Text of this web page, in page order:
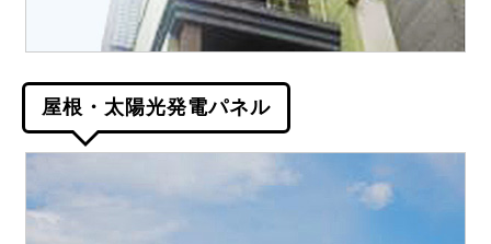
屋根・太陽光発電パネル